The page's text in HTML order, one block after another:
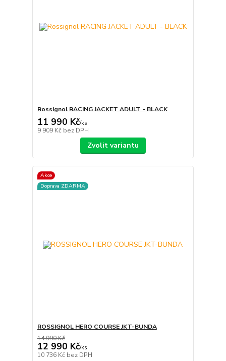
Rossignol RACING JACKET ADULT - BLACK
11 990 Kč/ks
9 909 Kč bez DPH
Zvolit variantu
Akce
Doprava ZDARMA
ROSSIGNOL HERO COURSE JKT-BUNDA
14 990 Kč
12 990 Kč/ks
10 736 Kč bez DPH